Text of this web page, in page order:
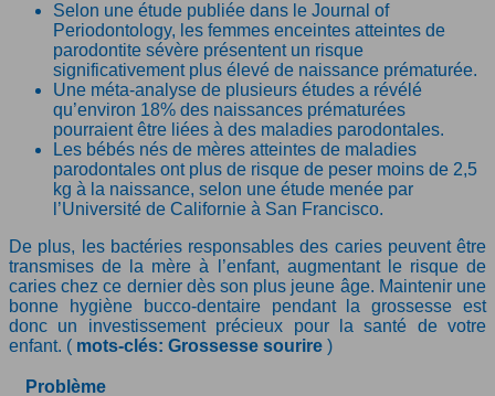
Selon une étude publiée dans le Journal of
Periodontology, les femmes enceintes atteintes de
parodontite sévère présentent un risque
significativement plus élevé de naissance prématurée.
Une méta-analyse de plusieurs études a révélé
qu’environ 18% des naissances prématurées
pourraient être liées à des maladies parodontales.
Les bébés nés de mères atteintes de maladies
parodontales ont plus de risque de peser moins de 2,5
kg à la naissance, selon une étude menée par
l’Université de Californie à San Francisco.
De plus, les bactéries responsables des caries peuvent être
transmises de la mère à l’enfant, augmentant le risque de
caries chez ce dernier dès son plus jeune âge. Maintenir une
bonne hygiène bucco-dentaire pendant la grossesse est
donc un investissement précieux pour la santé de votre
enfant. ( mots-clés: Grossesse sourire )
Problème